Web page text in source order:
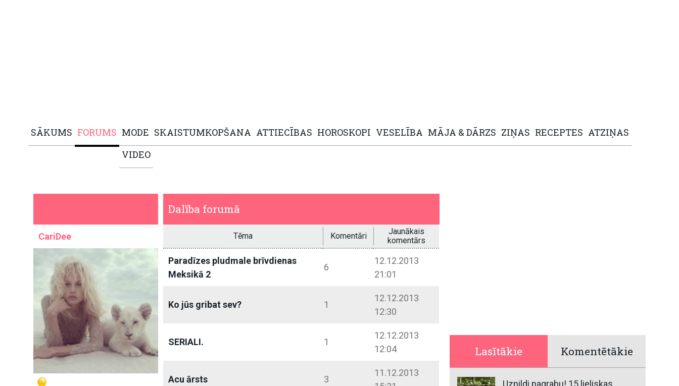
SĀKUMS FORUMS MODE SKAISTUMKOPŠANA ATTIECĪBAS HOROSKOPI VESELĪBA MĀJA & DĀRZS ZIŅAS RECEPTES ATZIŅAS
VIDEO
CariDee
Dalība forumā
Tēma Komentāri
Jaunākais
komentārs
Paradīzes pludmale brīvdienas
Meksikā 2
6
12.12.2013
21:01
Ko jūs gribat sev? 1
12.12.2013
12:30
SERIALI. 1
12.12.2013
12:04
Acu ārsts 3
11.12.2013
Lasītākie Komentētākie